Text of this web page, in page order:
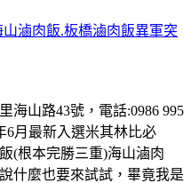
山滷肉飯.板橋滷肉飯異軍突
海山路43號，電話:0986 995
6月最新入選米其林比必
(根本完勝三重)海山滷肉
什麼也要來試試，畢竟我是